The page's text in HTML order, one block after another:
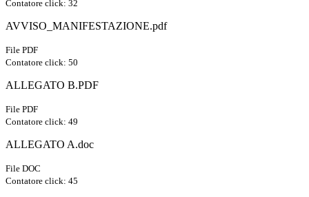
Contatore click: 32
AVVISO_MANIFESTAZIONE.pdf
File PDF
Contatore click: 50
ALLEGATO B.PDF
File PDF
Contatore click: 49
ALLEGATO A.doc
File DOC
Contatore click: 45